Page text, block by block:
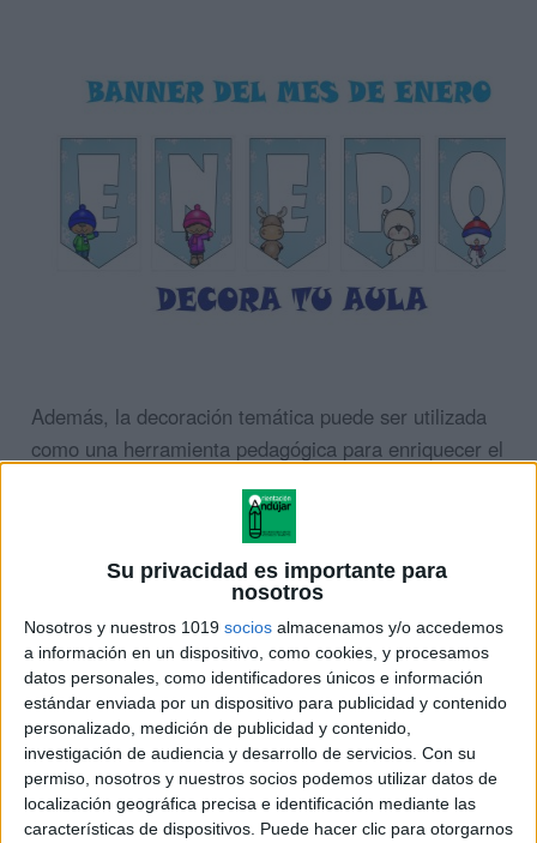
Su privacidad es importante para
nosotros
Nosotros y nuestros 1019 socios almacenamos y/o accedemos
a información en un dispositivo, como cookies, y procesamos
datos personales, como identificadores únicos e información
estándar enviada por un dispositivo para publicidad y contenido
personalizado, medición de publicidad y contenido,
investigación de audiencia y desarrollo de servicios. Con su
permiso, nosotros y nuestros socios podemos utilizar datos de
localización geográfica precisa e identificación mediante las
características de dispositivos. Puede hacer clic para otorgarnos
Además, la decoración temática puede ser utilizada
como una herramienta pedagógica para enriquecer el
ser utilizados para ilustrar conceptos o proyectos de
estudio relacionados con la fecha específica, lo que
puede ayudar a los alumnos y alumnas a comprender
La decoración también puede ayudar a crear un
ambiente de aula agradable y estimulante. Los
colores y adornos pueden ser utilizados para crear un
ambiente acogedor y motivar a los alumnos y
alumnas a participar en el aprendizaje.